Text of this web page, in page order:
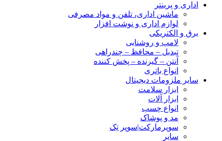
اداری و پرینتر
ماشین اداری، تلفن و مواد مصرفی
لوازم اداری و نوشت افزار
برق و الکتریکی
لامپ و روشنایی
تبدیل – محافظ – چندراهی
آنتن – گیرنده – پخش کننده
انواع باتری
سایر ملزومات دیجیتال
ابزار سلامت
ابزار آلات
انواع چسب
مد و پوشاک
سوپرمارکت|سوپر تِک
سایر